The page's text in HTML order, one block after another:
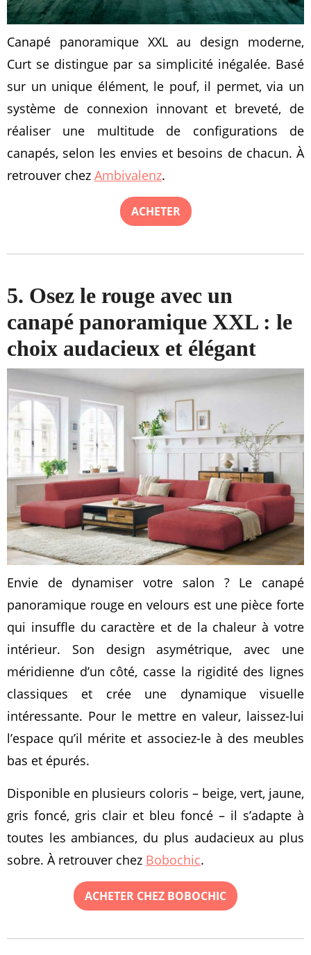
Canapé panoramique XXL au design moderne,
Curt se distingue par sa simplicité inégalée. Basé
sur un unique élément, le pouf, il permet, via un
système de connexion innovant et breveté, de
réaliser une multitude de configurations de
canapés, selon les envies et besoins de chacun. À
retrouver chez Ambivalenz.
ACHETER
5. Osez le rouge avec un
canapé panoramique XXL : le
choix audacieux et élégant
Envie de dynamiser votre salon ? Le canapé
panoramique rouge en velours est une pièce forte
qui insuffle du caractère et de la chaleur à votre
intérieur. Son design asymétrique, avec une
méridienne d’un côté, casse la rigidité des lignes
classiques et crée une dynamique visuelle
intéressante. Pour le mettre en valeur, laissez-lui
l’espace qu’il mérite et associez-le à des meubles
bas et épurés.
Disponible en plusieurs coloris – beige, vert, jaune,
gris foncé, gris clair et bleu foncé – il s’adapte à
toutes les ambiances, du plus audacieux au plus
sobre. À retrouver chez Bobochic.
ACHETER CHEZ BOBOCHIC